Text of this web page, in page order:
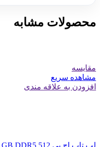
محصولات مشابه
مقایسه
مشاهده سریع
افزودن به علاقه مندی